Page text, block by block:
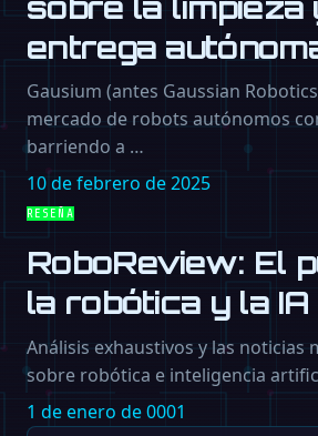
entrega
Gausium (antes Gaussian
mercado de robots autónomos
barriendo a …
10 de febrero de 2025
RESEÑA
RoboReview: El
la robótica y la IA
Análisis exhaustivos y las noticias
sobre robótica e inteligencia
1 de enero de 0001